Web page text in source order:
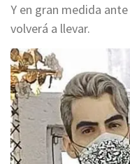
Y en gran medida
volverá a llevar.